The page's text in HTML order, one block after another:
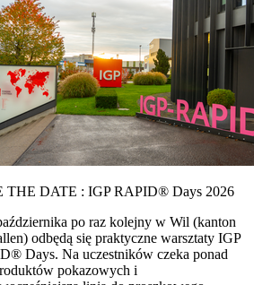
THE DATE : IGP RAPID® Days 2026
po raz kolejny w Wil (kanton
odbędą się praktyczne warsztaty IGP
Days. Na uczestników czeka ponad
pokazowych i